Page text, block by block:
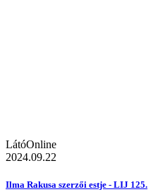
LátóOnline
2024.09.22
Ilma Rakusa szerzői estje - LIJ 125.